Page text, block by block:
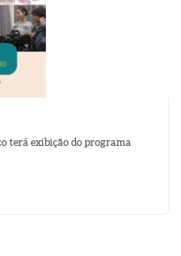
terá exibição do programa